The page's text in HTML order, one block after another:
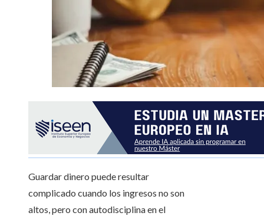
Guardar dinero puede resultar
complicado cuando los ingresos no son
altos, pero con autodisciplina en el